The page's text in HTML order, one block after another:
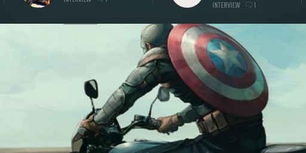
INTERVIEW 1